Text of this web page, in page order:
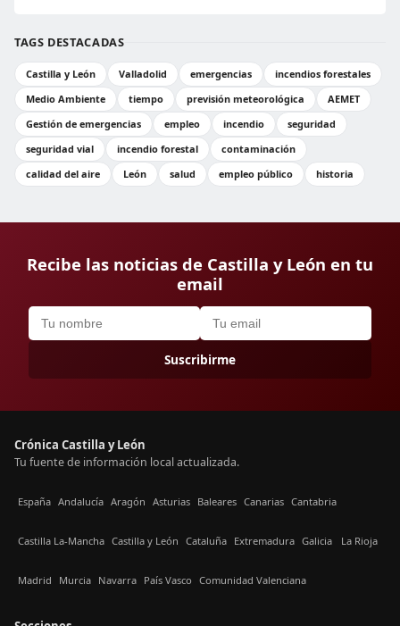
TAGS DESTACADAS
Castilla y León Valladolid emergencias
incendios forestales
Medio Ambiente
tiempo previsión meteorológica
AEMET
Gestión de emergencias
empleo incendio
seguridad
seguridad vial
incendio forestal
contaminación
calidad del aire
León salud empleo público historia
Recibe las noticias de Castilla y León en tu
email
Suscribirme
Crónica Castilla y León
Tu fuente de información local actualizada.
España Andalucía Aragón Asturias Baleares Canarias Cantabria
Castilla La-Mancha Castilla y León Cataluña Extremadura Galicia La Rioja
Madrid Murcia Navarra País Vasco Comunidad Valenciana